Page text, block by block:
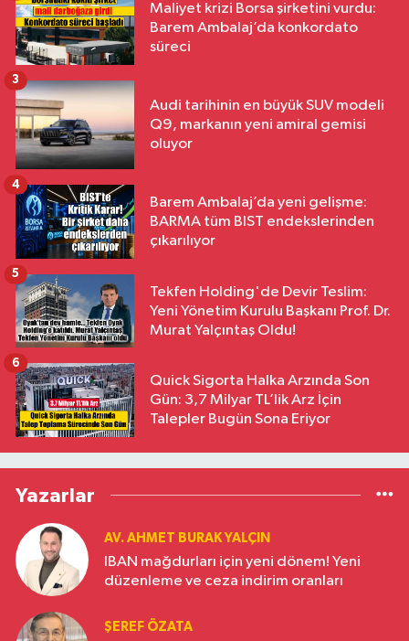
Maliyet krizi Borsa şirketini vurdu:
Barem Ambalaj’da konkordato
süreci
Audi tarihinin en büyük SUV modeli
Q9, markanın yeni amiral gemisi
oluyor
3
Barem Ambalaj’da yeni gelişme:
BARMA tüm BIST endekslerinden
çıkarılıyor
4
Tekfen Holding'de Devir Teslim:
Yeni Yönetim Kurulu Başkanı Prof. Dr.
Murat Yalçıntaş Oldu!
5
Quick Sigorta Halka Arzında Son
Gün: 3,7 Milyar TL’lik Arz İçin
Talepler Bugün Sona Eriyor
6
Yazarlar
AV. AHMET BURAK YALÇIN
IBAN mağdurları için yeni dönem! Yeni
düzenleme ve ceza indirim oranları
ŞEREF ÖZATA